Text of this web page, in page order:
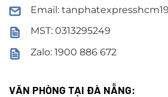
Email:
MST: 0313295249
Zalo: 1900 886 672
VĂN PHÒNG TẠI ĐÀ NẴNG: